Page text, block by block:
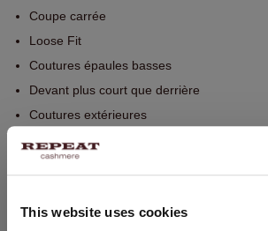
This website uses cookies
Coupe carrée
Loose Fit
Coutures épaules basses
Devant plus court que derrière
Coutures extérieures
Lavage à la main, nettoyage à sec autorisé
100% Cachemire organique (certifié GOTS)